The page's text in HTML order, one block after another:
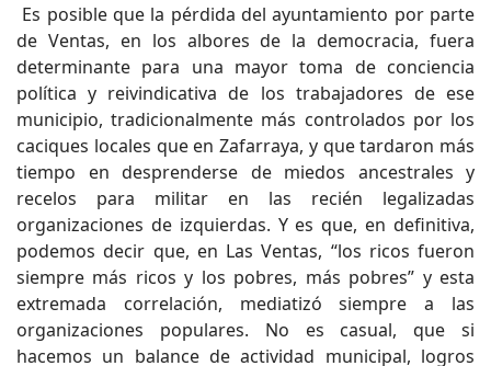
Es posible que la pérdida del ayuntamiento por parte
de Ventas, en los albores de la democracia, fuera
determinante para una mayor toma de conciencia
política y reivindicativa de los trabajadores de ese
municipio, tradicionalmente más controlados por los
caciques locales que en Zafarraya, y que tardaron más
tiempo en desprenderse de miedos ancestrales y
recelos para militar en las recién legalizadas
organizaciones de izquierdas. Y es que, en definitiva,
podemos decir que, en Las Ventas, “los ricos fueron
siempre más ricos y los pobres, más pobres” y esta
extremada correlación, mediatizó siempre a las
organizaciones populares. No es casual, que si
hacemos un balance de actividad municipal, logros